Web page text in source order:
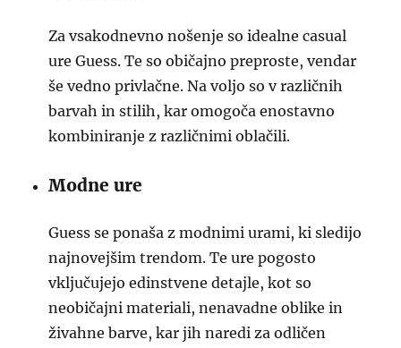
Za vsakodnevno nošenje so idealne casual
ure Guess. Te so običajno preproste, vendar
še vedno privlačne. Na voljo so v različnih
barvah in stilih, kar omogoča enostavno
kombiniranje z različnimi oblačili.
Modne ure
Guess se ponaša z modnimi urami, ki sledijo
najnovejšim trendom. Te ure pogosto
vključujejo edinstvene detajle, kot so
neobičajni materiali, nenavadne oblike in
živahne barve, kar jih naredi za odličen